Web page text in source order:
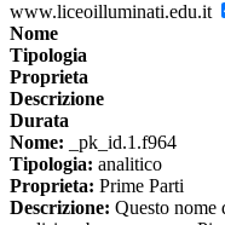
www.liceoilluminati.edu.it
Nome
Tipologia
Proprieta
Descrizione
Durata
Nome: _pk_id.1.f964
Tipologia: analitico
Proprieta: Prime Parti
Descrizione: Questo nome